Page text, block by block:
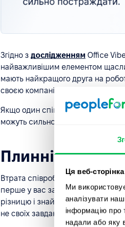
Ця веб-
Ми
аналізувати
інформацію про
надали або яку
Згідно з дослідженням Office
найважливішим елементом
мають найкращого друга на
своєю компанією.
Якщо один співробітник йде,
можуть сильно постраждати.
Плинність
Втрата співробітників
перше у вас залишається менше
різницю і знайде фахівця на
не своїх завдань, підвищиться.